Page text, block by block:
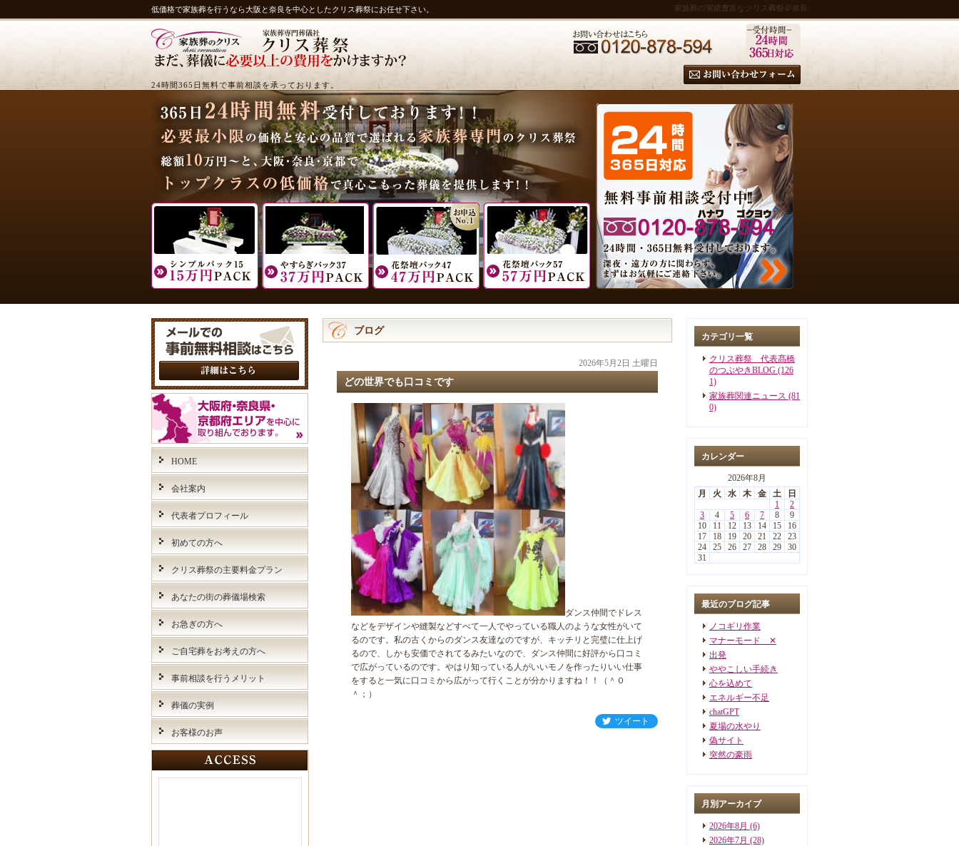
低価格で家族葬を行うなら大阪と奈良を中心としたクリス葬祭にお任せ下さい。 家族葬の実績豊富なクリス葬祭＠奈良
24時間365日無料で事前相談を承っております。
ブログ
2026年5月2日 土曜日
どの世界でも口コミです
ダンス仲間でドレス
などをデザインや縫製などすべて一人でやっている職人のような女性がいて
るのです。私の古くからのダンス友達なのですが、キッチリと完璧に仕上げ
るので、しかも安価でされてるみたいなので、ダンス仲間に好評から口コミ
で広がっているのです。やはり知っている人がいいモノを作ったりいい仕事
をすると一気に口コミから広がって行くことが分かりますね！！（＾０
＾；）
ツイート
カテゴリ一覧
クリス葬祭 代表髙橋
のつぶやきBLOG (126
1)
家族葬関連ニュース (81
0)
カレンダー
2026年8月
月
火 水 木 金 土
日
1
2
3
4 5 6 7 8
9
10
11 12 13 14 15
16
17
18 19 20 21 22
23
24
25 26 27 28 29
30
31
最近のブログ記事
ノコギリ作業
マナーモード ✕
出発
ややこしい手続き
心を込めて
エネルギー不足
chatGPT
夏場の水やり
偽サイト
突然の豪雨
月別アーカイブ
2026年8月 (6)
2026年7月 (28)
HOME
会社案内
代表者プロフィール
初めての方へ
クリス葬祭の主要料金プラン
あなたの街の葬儀場検索
お急ぎの方へ
ご自宅葬をお考えの方へ
事前相談を行うメリット
葬儀の実例
お客様のお声